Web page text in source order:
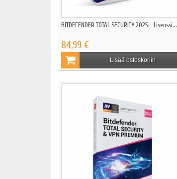
BITDEFENDER TOTAL SECURITY 2025 - Lisenssi...
84,99 €
Lisää ostoskoriin